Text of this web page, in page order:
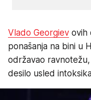
Vlado Georgiev ovih
ponašanja na bini u
održavao
desilo usled